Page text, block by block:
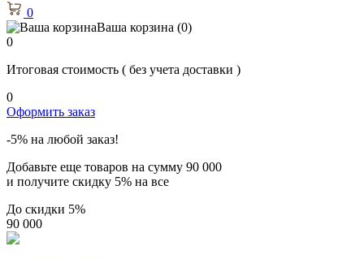
0
Ваша корзина (0)
0
Итоговая стоимость ( без учета доставки )
0
Оформить заказ
-5% на любой заказ!
Добавьте еще товаров на сумму 90 000
и получите скидку 5% на все
До скидки 5%
90 000